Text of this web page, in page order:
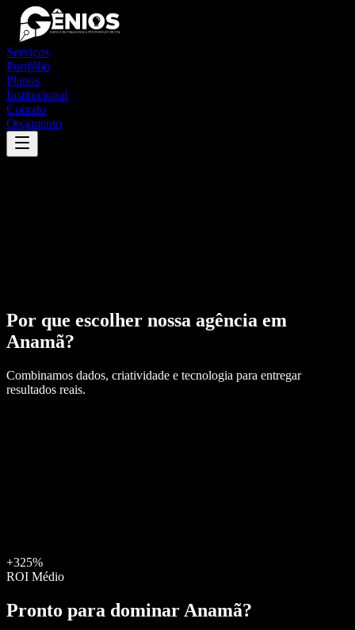
Serviços
Portfólio
Planos
Institucional
Contato
Orçamento
Por que escolher nossa agência em
Anamã?
Combinamos dados, criatividade e tecnologia para entregar
resultados reais.
+325%
ROI Médio
Pronto para dominar Anamã?